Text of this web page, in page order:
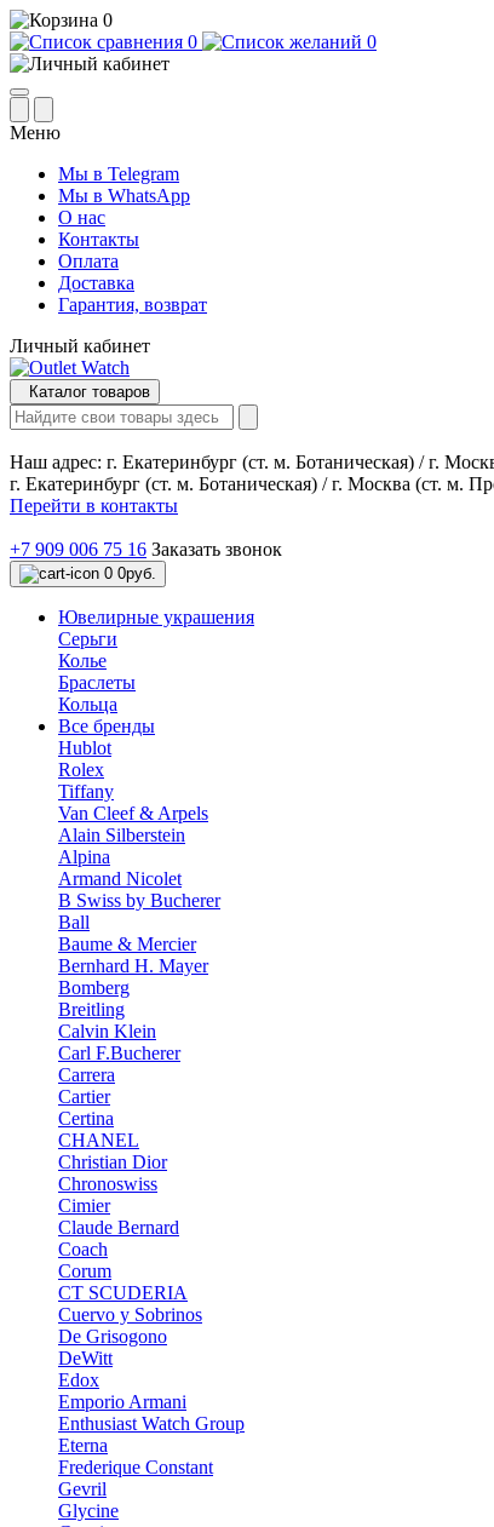
0
0
0
Меню
Мы в Telegram
Мы в WhatsApp
О нас
Контакты
Оплата
Доставка
Гарантия, возврат
Личный кабинет
Каталог товаров
Наш адрес: г. Екатеринбург (ст. м. Ботаническая) / г.
г. Екатеринбург (ст. м. Ботаническая) / г. Москва (ст. м.
Перейти в контакты
+7 909 006 75 16 Заказать звонок
0 0руб.
Ювелирные украшения
Серьги
Колье
Браслеты
Кольца
Все бренды
Hublot
Rolex
Tiffany
Van Cleef & Arpels
Alain Silberstein
Alpina
Armand Nicolet
B Swiss by Bucherer
Ball
Baume & Mercier
Bernhard H. Mayer
Bomberg
Breitling
Calvin Klein
Carl F.Bucherer
Carrera
Cartier
Certina
CHANEL
Christian Dior
Chronoswiss
Cimier
Claude Bernard
Coach
Corum
CT SCUDERIA
Cuervo y Sobrinos
De Grisogono
DeWitt
Edox
Emporio Armani
Enthusiast Watch Group
Eterna
Frederique Constant
Gevril
Glycine